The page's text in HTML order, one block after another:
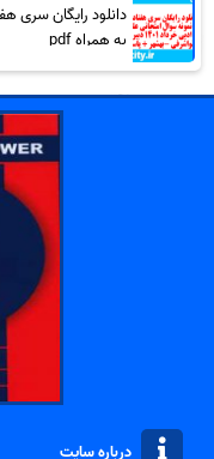
دانلود رایگان سری
به همراه pdf
درباره سایت